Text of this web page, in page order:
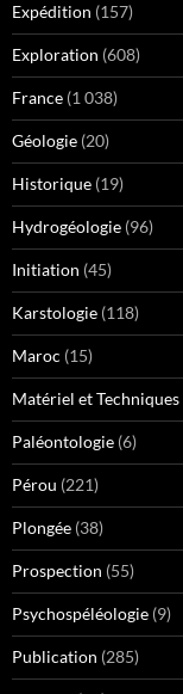
Expédition (157)
Exploration (608)
France (1 038)
Géologie (20)
Historique (19)
Hydrogéologie (96)
Initiation (45)
Karstologie (118)
Maroc (15)
Matériel et Techniques
Paléontologie (6)
Pérou (221)
Plongée (38)
Prospection (55)
Psychospéléologie (9)
Publication (285)